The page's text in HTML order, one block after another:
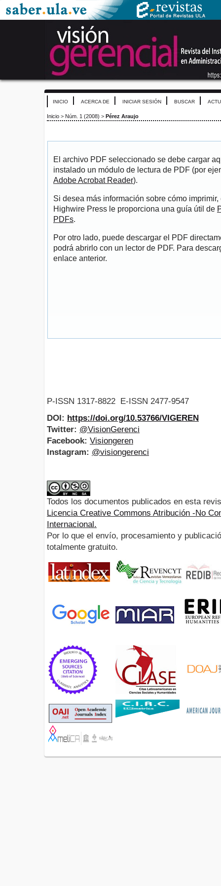
INICIO ACERCA DE INICIAR SESIÓN BUSCAR
Inicio > Núm. 1 (2008) > Pérez Araujo
El archivo PDF seleccionado se debe cargar
instalado un módulo de lectura de PDF (por
Adobe Acrobat Reader).
Si desea más información sobre cómo
Highwire Press le proporciona una guía útil de
PDFs.
Por otro lado, puede descargar el PDF
podrá abrirlo con un lector de PDF. Para
enlace anterior.
P-ISSN 1317-8822 E-ISSN 2477-9547
DOI: https://doi.org/10.53766/VIGEREN
Twitter: @VisionGerenci
Facebook: Visiongeren
Instagram: @visiongerenci
Todos los documentos publicados en esta
Licencia Creative Commons Atribución -No
Internacional.
Por lo que el envío, procesamiento y
totalmente gratuito.